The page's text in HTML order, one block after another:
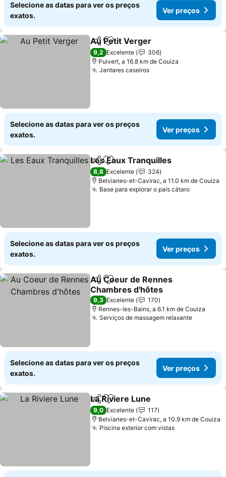
Selecione as datas para ver os preços
exatos.
Ver preços
PartilharAdicionar aos favoritos
Au Petit Verger
9,2 Excelente
306
Puivert, a 16.8 km de Couiza
Jantares caseiros
Selecione as datas para ver os preços
exatos.
Ver preços
PartilharAdicionar aos favoritos
Les Eaux Tranquilles
8,8 Excelente
324
Belvianes-et-Cavirac, a 11.0 km de Couiza
Base para explorar o país cátaro
Selecione as datas para ver os preços
exatos.
Ver preços
PartilharAdicionar aos favoritos
Au Coeur de Rennes
Chambres d'hôtes
9,3 Excelente
170
Rennes-les-Bains, a 6.1 km de Couiza
Serviços de massagem relaxante
Selecione as datas para ver os preços
exatos.
Ver preços
PartilharAdicionar aos favoritos
La Riviere Lune
9,0 Excelente
117
Belvianes-et-Cavirac, a 10.9 km de Couiza
Piscina exterior com vistas